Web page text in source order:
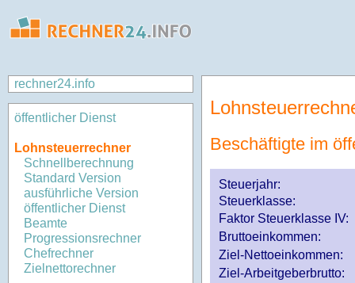
rechner24.info
öffentlicher Dienst
Lohnsteuerrechner
Schnellberechnung
Standard Version
ausführliche Version
öffentlicher Dienst
Beamte
Progressionsrechner
Chefrechner
Zielnettorechner
Beschäftigte im
Steuerjahr:
Steuerklasse:
Faktor Steuerklasse IV:
Bruttoeinkommen:
Ziel-Nettoeinkommen:
Ziel-Arbeitgeberbrutto: